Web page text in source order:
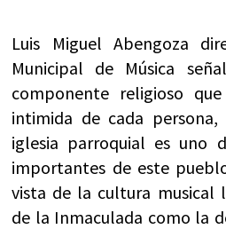
Luis Miguel Abengoza
Municipal de Música
componente religioso
intimida de cada
iglesia parroquial es uno
importantes de este
vista de la cultura musical
de la Inmaculada como la